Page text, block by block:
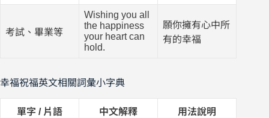
考試、畢業等
Wishing you all
the happiness
your heart can
hold.
願你擁有心中所
有的幸福
幸福祝福英文相關詞彙小字典
單字 / 片語 中文解釋 用法說明